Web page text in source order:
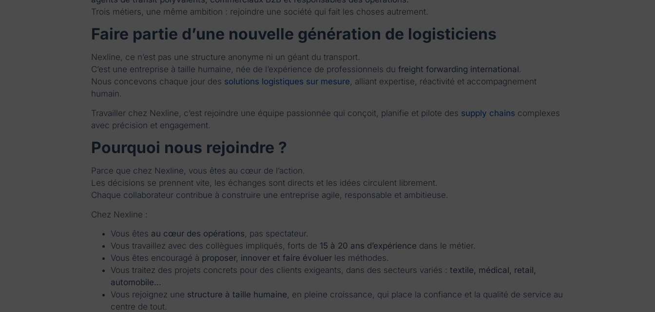
Trois métiers, une même ambition : rejoindre une société qui fait les choses autrement.
Faire partie d’une nouvelle génération de logisticiens
Nexline, ce n’est pas une structure anonyme ni un géant du transport.
C’est une entreprise à taille humaine, née de l’expérience de professionnels du freight forwarding international.
Nous concevons chaque jour des solutions logistiques sur mesure, alliant expertise, réactivité et accompagnement
humain.
Travailler chez Nexline, c’est rejoindre une équipe passionnée qui conçoit, planifie et pilote des supply chains complexes
avec précision et engagement.
Pourquoi nous rejoindre ?
Parce que chez Nexline, vous êtes au cœur de l’action.
Les décisions se prennent vite, les échanges sont directs et les idées circulent librement.
Chaque collaborateur contribue à construire une entreprise agile, responsable et ambitieuse.
Chez Nexline :
Vous êtes au cœur des opérations , pas spectateur.
Vous travaillez avec des collègues impliqués, forts de 15 à 20 ans d’expérience dans le métier.
Vous êtes encouragé à proposer, innover et faire évoluer les méthodes.
Vous traitez des projets concrets pour des clients exigeants, dans des secteurs variés : textile, médical, retail,
automobile…
Vous rejoignez une structure à taille humaine , en pleine croissance, qui place la confiance et la qualité de service au
centre de tout.